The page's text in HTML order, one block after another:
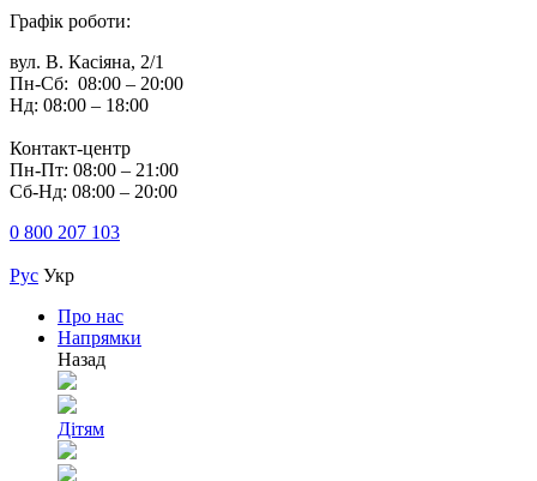
Графік роботи:
вул. В. Касіяна, 2/1
Пн-Сб: 08:00 – 20:00
Нд: 08:00 – 18:00
Контакт-центр
Пн-Пт: 08:00 – 21:00
Сб-Нд: 08:00 – 20:00
0 800 207 103
Рус Укр
Про нас
Напрямки
Назад
Дітям